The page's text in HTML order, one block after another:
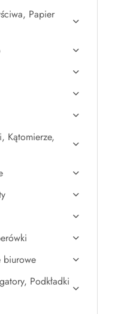
Papier
Kątomierze,
biurowe
Podkładki